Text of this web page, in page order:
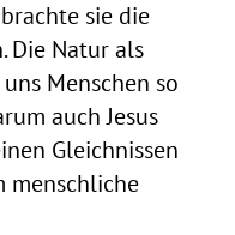
sie die
Die Natur als
Menschen so
auch Jesus
Gleichnissen
menschliche